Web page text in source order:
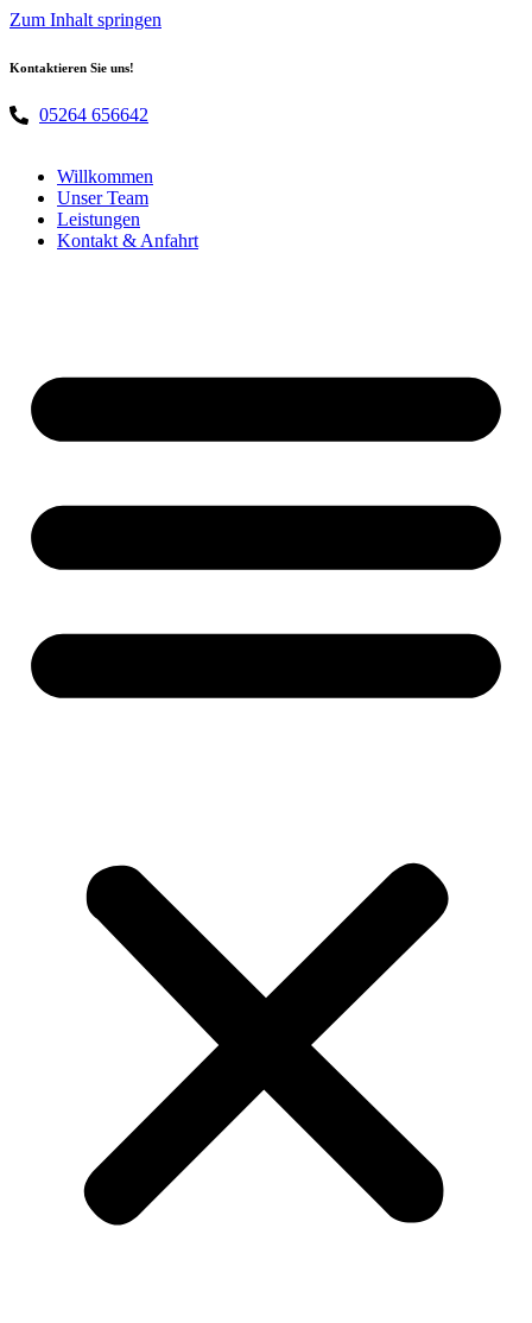
Zum Inhalt springen
Kontaktieren Sie uns!
05264 656642
Willkommen
Unser Team
Leistungen
Kontakt & Anfahrt